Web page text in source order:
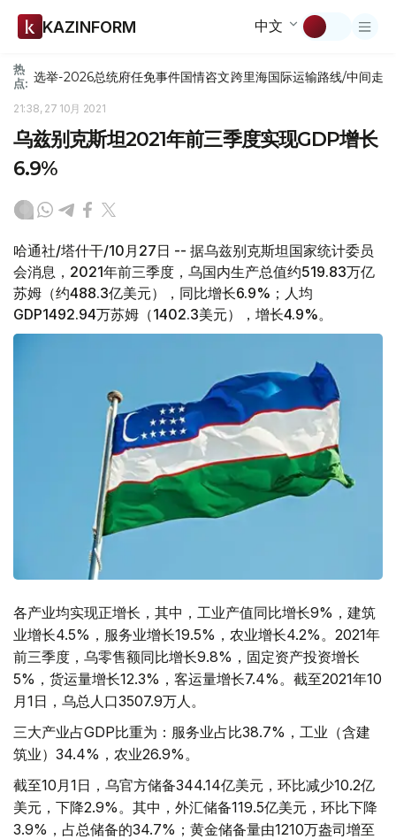
KAZINFORM 中文
热
点: 选举-2026总统府任免事件国情咨文跨里海国际运输路线/中间走廊
21:38, 27 10月 2021
乌兹别克斯坦2021年前三季度实现GDP增长
6.9%
哈通社/塔什干/10月27日 -- 据乌兹别克斯坦国家统计委员
会消息，2021年前三季度，乌国内生产总值约519.83万亿
苏姆（约488.3亿美元），同比增长6.9%；人均
GDP1492.94万苏姆（1402.3美元），增长4.9%。
各产业均实现正增长，其中，工业产值同比增长9%，建筑
业增长4.5%，服务业增长19.5%，农业增长4.2%。2021年
前三季度，乌零售额同比增长9.8%，固定资产投资增长
5%，货运量增长12.3%，客运量增长7.4%。截至2021年10
月1日，乌总人口3507.9万人。
三大产业占GDP比重为：服务业占比38.7%，工业（含建
筑业）34.4%，农业26.9%。
截至10月1日，乌官方储备344.14亿美元，环比减少10.2亿
美元，下降2.9%。其中，外汇储备119.5亿美元，环比下降
3.9%，占总储备的34.7%；黄金储备量由1210万盎司增至